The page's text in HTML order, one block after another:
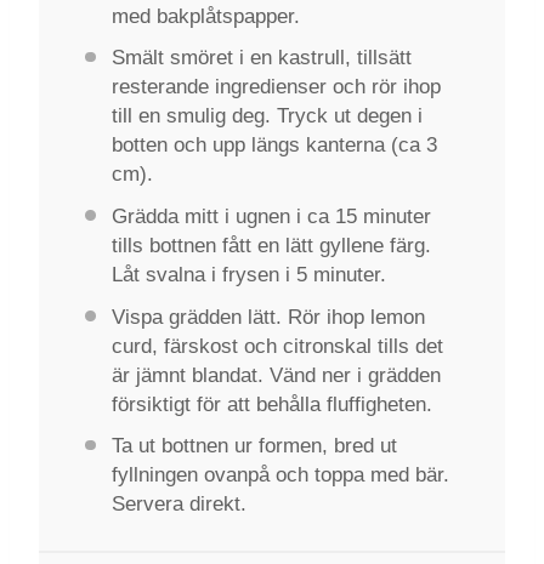
med bakplåtspapper.
Smält smöret i en kastrull, tillsätt
resterande ingredienser och rör ihop
till en smulig deg. Tryck ut degen i
botten och upp längs kanterna (ca 3
cm).
Grädda mitt i ugnen i ca 15 minuter
tills bottnen fått en lätt gyllene färg.
Låt svalna i frysen i 5 minuter.
Vispa grädden lätt. Rör ihop lemon
curd, färskost och citronskal tills det
är jämnt blandat. Vänd ner i grädden
försiktigt för att behålla fluffigheten.
Ta ut bottnen ur formen, bred ut
fyllningen ovanpå och toppa med bär.
Servera direkt.